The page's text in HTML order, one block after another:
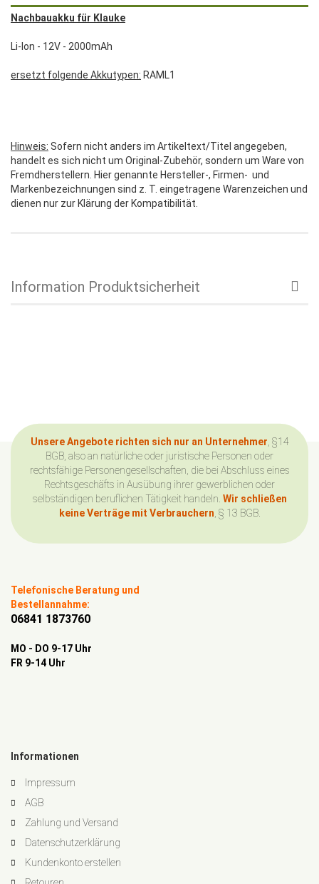
Nachbauakku für Klauke
Li-Ion - 12V - 2000mAh
ersetzt folgende Akkutypen: RAML1
Hinweis: Sofern nicht anders im Artikeltext/Titel angegeben,
handelt es sich nicht um Original-Zubehör, sondern um Ware von
Fremdherstellern. Hier genannte Hersteller-, Firmen- und
Markenbezeichnungen sind z. T. eingetragene Warenzeichen und
dienen nur zur Klärung der Kompatibilität.
Information Produktsicherheit
Unsere Angebote richten sich nur an Unternehmer , §14
BGB, also an natürliche oder juristische Personen oder
rechtsfähige Personengesellschaften, die bei Abschluss eines
Rechtsgeschäfts in Ausübung ihrer gewerblichen oder
selbständigen beruflichen Tätigkeit handeln. Wir schließen
keine Verträge mit Verbrauchern , § 13 BGB.
Telefonische Beratung und
Bestellannahme:
06841 1873760
MO - DO 9-17 Uhr
FR 9-14 Uhr
Informationen
Impressum
AGB
Zahlung und Versand
Datenschutzerklärung
Kundenkonto erstellen